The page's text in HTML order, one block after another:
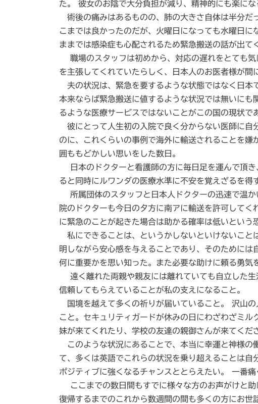
た。 彼女のお陰で大分負担が減り、精神的にも楽にな
術後の痛みはあるものの、肺の大きさ自体は半分だ
こまでは良かったのだが、火曜日になっても水曜日
ままでは感染症も心配されるため緊急搬送の話が出て
職場のスタッフは初めから、対応の遅れをとても
を主張してくれていたらしく、日本人のお医者様が間
夫の状況は、緊急を要するような状態ではなく日本
本来ならば緊急搬送に値するような状況では無いに
るような医療サービスではないことがこの国の現状で
彼にとって人生初の入院で良く分からない医師に自
のに、これくらいの事例で海外に輸送されることを
囲ももどかしい思いをした数日。
日本のドクターと看護師の方に毎日足を運んで頂
ると同時にルワンダの医療水準に不安を覚えざるを得
所属団体のスタッフと日本人ドクターの迅速で温
院のドクターも今日の夕方に南アに輸送を許可して
に緊急のことが起きた場合は助かる確率は低いという
私にできることは、というかしないといけないこと
明しながら安心感を与えることであり、そのために
何に重要かを思い知った。また必要な助けに頼る勇気
遠く離れた両親や親友には離れていても自立した生
信頼してもらえていることが私の支えになること。
国境を越えて多くの祈りが届いていること。 沢山
こと。セキュリティガードが休みの日にわざわざミ
妹が来てくれたり、学校の友達の親御さんが来てくだ
このような状況にあることで、本当に幸運と神様の
て、多くは英語でこれらの状況を乗り超えることは
ポジティブに強くなるチャンスととらえたい。 一番痛
ここまでの数日間もすでに様々な方のお声がけと
復帰するまでのこれから数週間の間も多くの方にお